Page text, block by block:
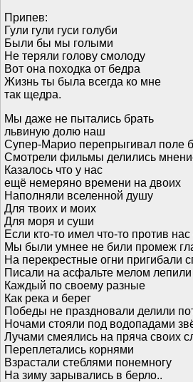
Припев:
Гули гули гуси голуби
Были бы мы голыми
Не теряли голову смолоду
Вот она походка от бедра
Жизнь ты была всегда ко мне
так щедра.
Мы даже не пытались брать
львиную долю наш
Супер-Марио перепрыгивал поле
Смотрели фильмы делились
Казалось что у нас
ещё немеряно времени на двоих
Наполняли вселенной душу
Для твоих и моих
Для моря и суши
Если кто-то имел что-то против нас
Мы были умнее не били промеж
На перекрестные огни пригибали
Писали на асфальте мелом лепили
Каждый по своему разные
Как река и берег
Победы не праздновали делили
Ночами стояли под водопадами
Лучами смеялись на пряча своих
Переплетались корнями
Взрастали стеблями понемногу
На зиму зарывались в берло..